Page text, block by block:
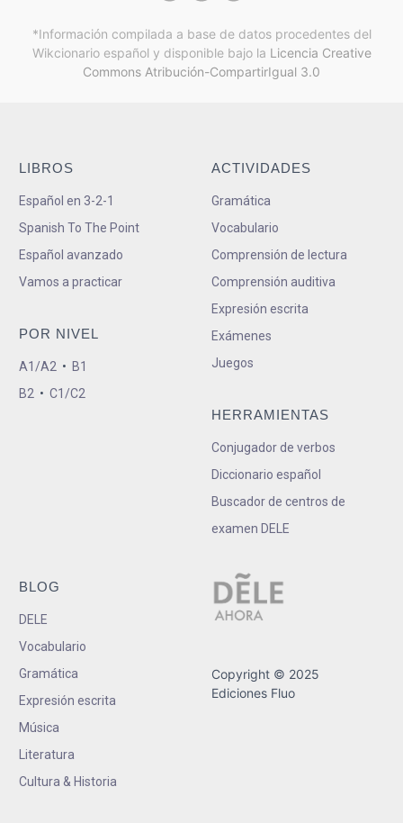
*Información compilada a base de datos procedentes del
Wikcionario español y disponible bajo la Licencia Creative
Commons Atribución-CompartirIgual 3.0
LIBROS
Español en 3-2-1
Spanish To The Point
Español avanzado
Vamos a practicar
POR NIVEL
A1/A2 • B1
B2 • C1/C2
ACTIVIDADES
Gramática
Vocabulario
Comprensión de lectura
Comprensión auditiva
Expresión escrita
Exámenes
Juegos
HERRAMIENTAS
Conjugador de verbos
Diccionario español
Buscador de centros de
examen DELE
BLOG
DELE
Vocabulario
Gramática
Expresión escrita
Música
Literatura
Cultura & Historia
Copyright © 2025
Ediciones Fluo